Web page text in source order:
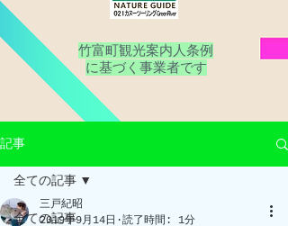
竹富町観光案内人条例
​に基づく事業者です
記事
全ての記事
全ての記事
三戸紀昭
2019年9月14日
読了時間: 1分